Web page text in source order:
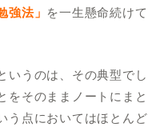
法」 を一生懸命続けて
いうのは、その典型でし
をそのままノートにまと
う点においてはほとんど